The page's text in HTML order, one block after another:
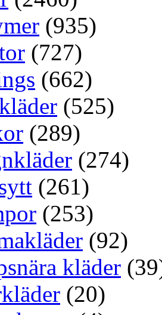
(935)
(727)
(662)
(525)
(289)
(274)
(261)
(253)
(92)
kläder
(20)